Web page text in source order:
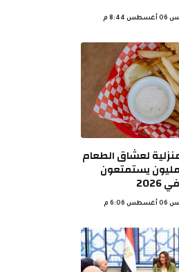
8:44 م
لعشاق الطعام
في بريطانيا: 25 مليون يستمتعون
6:06 م